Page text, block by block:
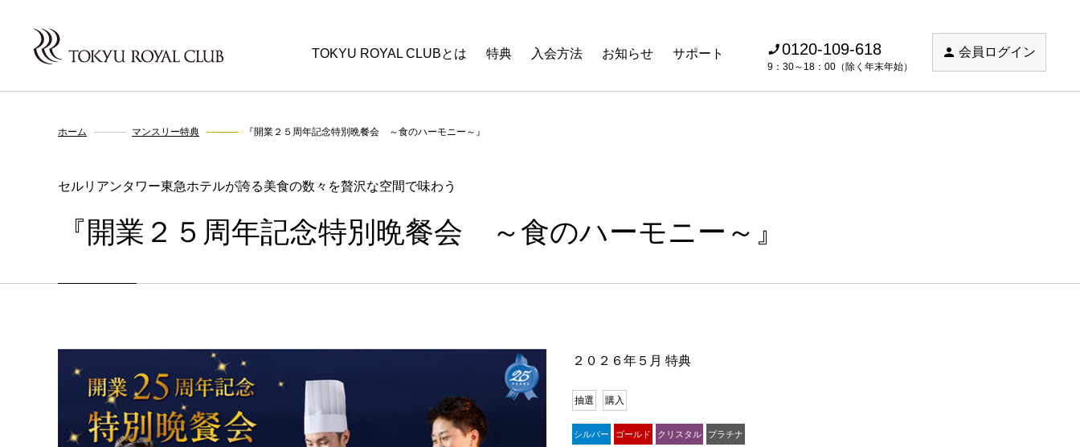
0120-109-618
9：30～18：00（除く年末年始）
会員ログイン
TOKYU ROYAL CLUBとは 特典 入会方法 お知らせ サポート
ホーム マンスリー特典 『開業２５周年記念特別晩餐会 ～食のハーモニー～』
セルリアンタワー東急ホテルが誇る美食の数々を贅沢な空間で味わう
『開業２５周年記念特別晩餐会 ～食のハーモニー～』
２０２６年５月 特典
抽選 購入
シルバー ゴールド クリスタル プラチナ